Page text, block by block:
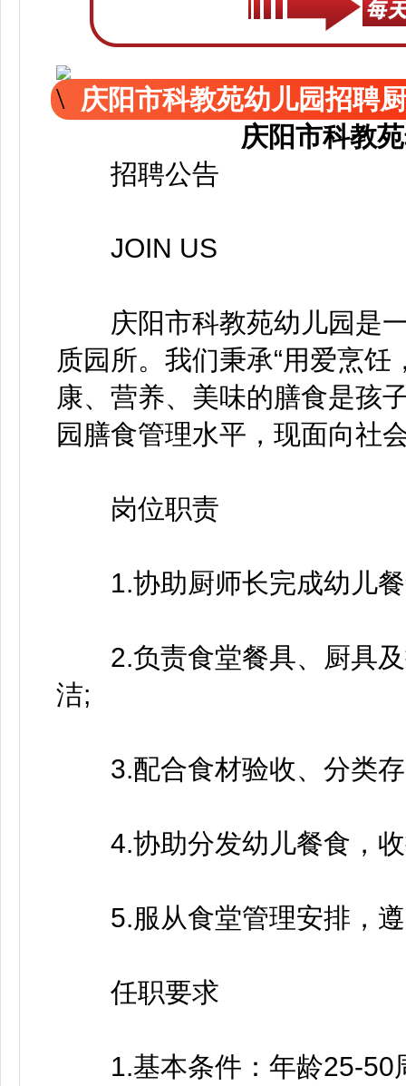
庆阳市科教苑幼儿园招聘
庆阳市科教
招聘公告
JOIN US
庆阳市科教苑幼儿园是一
质园所。我们秉承“用爱烹
康、营养、美味的膳食是孩
园膳食管理水平，现面向社
岗位职责
1.协助厨师长完成幼儿餐
2.负责食堂餐具、厨具及
洁;
3.配合食材验收、分类存
4.协助分发幼儿餐食，收
5.服从食堂管理安排，遵
任职要求
1.基本条件：年龄25-50